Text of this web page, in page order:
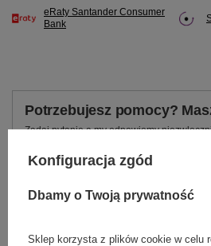
eRaty Santander Consumer
Bank
Potrzebujesz pomocy?
Zadaj pytanie a my odpowiemy
dla innych.
Konfiguracja zgód
Dbamy o Twoją prywatność
Sklep korzysta z plików cookie w celu